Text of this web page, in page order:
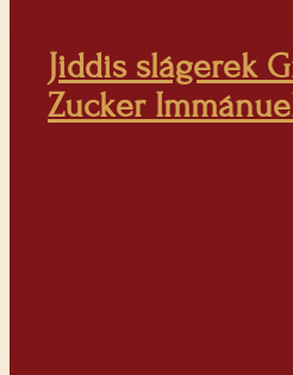
Jiddis slágerek
Zucker